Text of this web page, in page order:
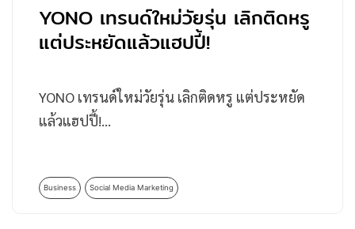
YONO เทรนด์ใหม่วัยรุ่น เลิกติดหรู
แต่ประหยัดแล้วแฮปปี้!
YONO เทรนด์ใหม่วัยรุ่น เลิกติดหรู แต่ประหยัด
แล้วแฮปปี้!…
Business Social Media Marketing